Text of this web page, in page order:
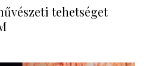
tehetséget